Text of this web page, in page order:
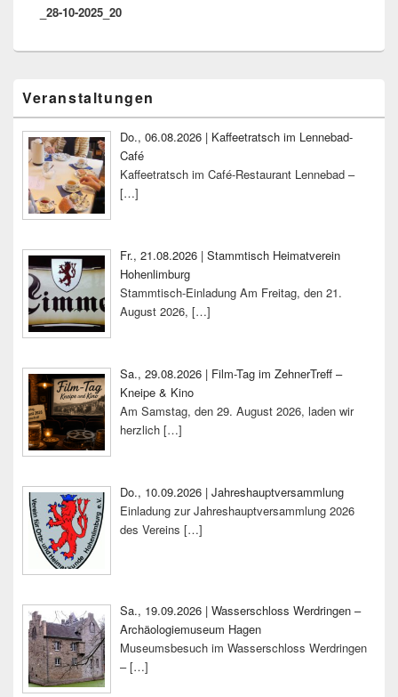
_28-10-2025_20
Seitenleisten-
Widgetbereich
Veranstaltungen
Do., 06.08.2026 | Kaffeetratsch im Lennebad-
Café
Kaffeetratsch im Café-Restaurant Lennebad –
[…]
Fr., 21.08.2026 | Stammtisch Heimatverein
Hohenlimburg
Stammtisch-Einladung Am Freitag, den 21.
August 2026, […]
Sa., 29.08.2026 | Film-Tag im ZehnerTreff –
Kneipe & Kino
Am Samstag, den 29. August 2026, laden wir
herzlich […]
Do., 10.09.2026 | Jahreshauptversammlung
Einladung zur Jahreshauptversammlung 2026
des Vereins […]
Sa., 19.09.2026 | Wasserschloss Werdringen –
Archäologiemuseum Hagen
Museumsbesuch im Wasserschloss Werdringen
–[…]